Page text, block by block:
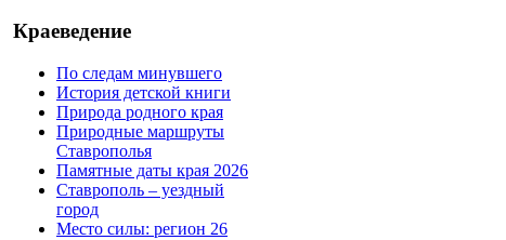
Краеведение
По следам минувшего
История детской книги
Природа родного края
Природные маршруты
Ставрополья
Памятные даты края 2026
Ставрополь – уездный
город
Место силы: регион 26